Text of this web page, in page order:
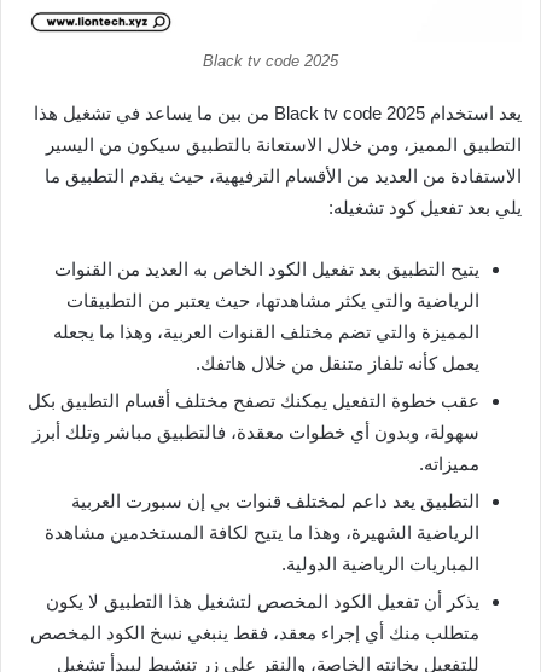
Black tv code 2025
يعد استخدام Black tv code 2025 من بين ما يساعد في تشغيل هذا
التطبيق المميز، ومن خلال الاستعانة بالتطبيق سيكون من اليسير
الاستفادة من العديد من الأقسام الترفيهية، حيث يقدم التطبيق ما
يلي بعد تفعيل كود تشغيله:
يتيح التطبيق بعد تفعيل الكود الخاص به العديد من القنوات
الرياضية والتي يكثر مشاهدتها، حيث يعتبر من التطبيقات
المميزة والتي تضم مختلف القنوات العربية، وهذا ما يجعله
يعمل كأنه تلفاز متنقل من خلال هاتفك.
عقب خطوة التفعيل يمكنك تصفح مختلف أقسام التطبيق بكل
سهولة، وبدون أي خطوات معقدة، فالتطبيق مباشر وتلك أبرز
مميزاته.
التطبيق يعد داعم لمختلف قنوات بي إن سبورت العربية
الرياضية الشهيرة، وهذا ما يتيح لكافة المستخدمين مشاهدة
المباريات الرياضية الدولية.
يذكر أن تفعيل الكود المخصص لتشغيل هذا التطبيق لا يكون
متطلب منك أي إجراء معقد، فقط ينبغي نسخ الكود المخصص
للتفعيل بخانته الخاصة، والنقر على زر تنشيط ليبدأ تشغيل